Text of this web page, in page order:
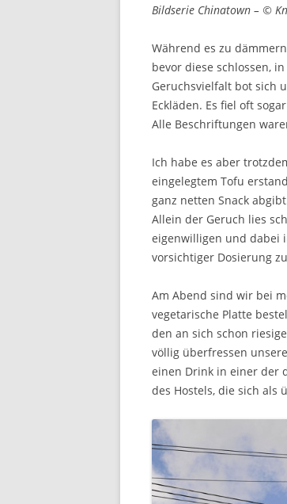
Bildserie Chinatown – ©
Während es zu
bevor diese schlossen,
Geruchsvielfalt bot sich
Eckläden. Es fiel oft
Alle Beschriftungen
Ich habe es aber
eingelegtem Tofu
ganz netten Snack
Allein der Geruch lies
eigenwilligen und dabei
vorsichtiger Dosierung
Am Abend sind wir bei
vegetarische Platte
den an sich schon
völlig überfressen
einen Drink in einer der
des Hostels, die sich als